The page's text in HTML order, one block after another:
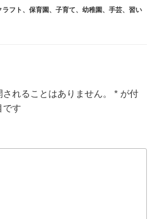
ラフト 、 保育園、 子育て、 幼稚園、 手芸、 習い
れることはありません。 * が付
です